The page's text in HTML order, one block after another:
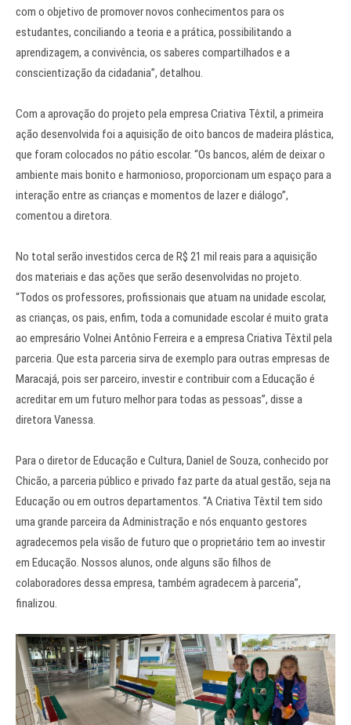
com o objetivo de promover novos conhecimentos para os
estudantes, conciliando a teoria e a prática, possibilitando a
aprendizagem, a convivência, os saberes compartilhados e a
conscientização da cidadania”, detalhou.
Com a aprovação do projeto pela empresa Criativa Têxtil, a primeira
ação desenvolvida foi a aquisição de oito bancos de madeira plástica,
que foram colocados no pátio escolar. “Os bancos, além de deixar o
ambiente mais bonito e harmonioso, proporcionam um espaço para a
interação entre as crianças e momentos de lazer e diálogo”,
comentou a diretora.
No total serão investidos cerca de R$ 21 mil reais para a aquisição
dos materiais e das ações que serão desenvolvidas no projeto.
“Todos os professores, profissionais que atuam na unidade escolar,
as crianças, os pais, enfim, toda a comunidade escolar é muito grata
ao empresário Volnei Antônio Ferreira e a empresa Criativa Têxtil pela
parceria. Que esta parceria sirva de exemplo para outras empresas de
Maracajá, pois ser parceiro, investir e contribuir com a Educação é
acreditar em um futuro melhor para todas as pessoas”, disse a
diretora Vanessa.
Para o diretor de Educação e Cultura, Daniel de Souza, conhecido por
Chicão, a parceria público e privado faz parte da atual gestão, seja na
Educação ou em outros departamentos. “A Criativa Têxtil tem sido
uma grande parceira da Administração e nós enquanto gestores
agradecemos pela visão de futuro que o proprietário tem ao investir
em Educação. Nossos alunos, onde alguns são filhos de
colaboradores dessa empresa, também agradecem à parceria”,
finalizou.